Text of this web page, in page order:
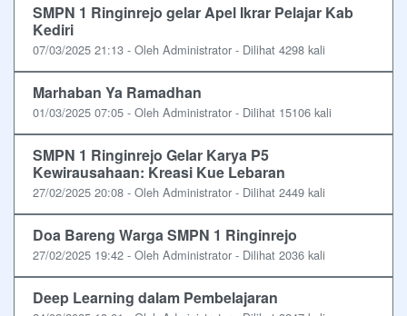
SMPN 1 Ringinrejo gelar Apel Ikrar Pelajar Kab
Kediri
07/03/2025 21:13 - Oleh Administrator - Dilihat 4298 kali
Marhaban Ya Ramadhan
01/03/2025 07:05 - Oleh Administrator - Dilihat 15106 kali
SMPN 1 Ringinrejo Gelar Karya P5
Kewirausahaan: Kreasi Kue Lebaran
27/02/2025 20:08 - Oleh Administrator - Dilihat 2449 kali
Doa Bareng Warga SMPN 1 Ringinrejo
27/02/2025 19:42 - Oleh Administrator - Dilihat 2036 kali
Deep Learning dalam Pembelajaran